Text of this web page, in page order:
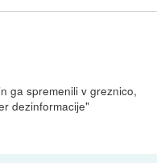
ga spremenili v greznico,
dezinformacije"